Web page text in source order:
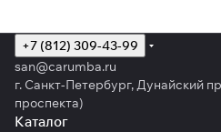
+7 (812) 309-43-99
san@carumba.ru
г. Санкт-Петербург, Дунайский
проспекта)
Каталог